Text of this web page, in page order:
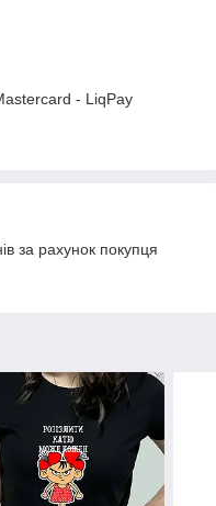
- LiqPay
за рахунок покупця